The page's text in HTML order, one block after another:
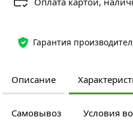
Гарантия
Описание
Самовывоз Условия